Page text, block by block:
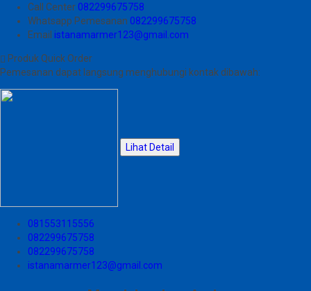
Call Center 082299675758
Whatsapp Pemesanan 082299675758
Email istanamarmer123@gmail.com
Produk Quick Order
Pemesanan dapat langsung menghubungi kontak dibawah:
Lihat Detail
081553115556
082299675758
082299675758
istanamarmer123@gmail.com